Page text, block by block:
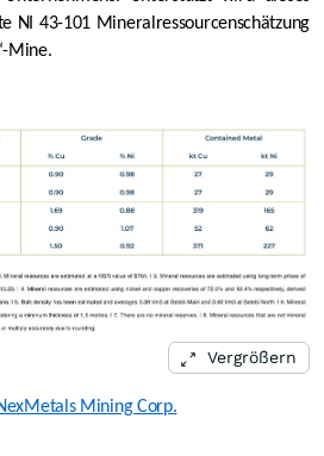
NI 43-101 Mineralressourcenschätzung
Mine.
Vergrößern
Mining Corp.